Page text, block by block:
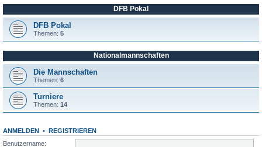
V
d
DFB Pokal
DFB Pokal
Themen: 5
Nationalmannschaften
Die Mannschaften
Themen: 6
Turniere
Themen: 14
ANMELDEN •
REGISTRIEREN
Benutzername: